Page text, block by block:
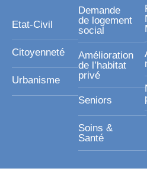
Etat-Civil
Citoyenneté
Urbanisme
Demande
de logement
social
Amélioration
de l’habitat
privé
Seniors
Soins &
Santé